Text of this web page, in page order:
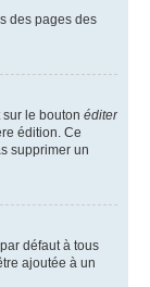
des pages des
le bouton éditer
édition. Ce
supprimer un
défaut à tous
ajoutée à un